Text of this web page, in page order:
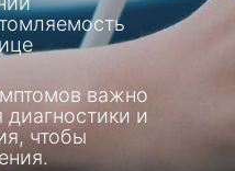
важно
диагностики и
чтобы